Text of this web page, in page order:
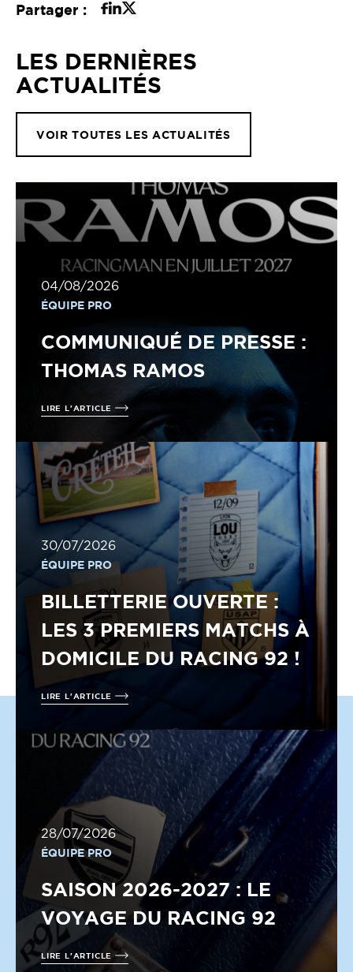
Partager :
LES DERNIÈRES
ACTUALITÉS
VOIR TOUTES LES ACTUALITÉS
04/08/2026
ÉQUIPE PRO
COMMUNIQUÉ DE PRESSE :
THOMAS RAMOS
LIRE L'ARTICLE
30/07/2026
ÉQUIPE PRO
BILLETTERIE OUVERTE :
LES 3 PREMIERS MATCHS À
DOMICILE DU RACING 92 !
LIRE L'ARTICLE
28/07/2026
ÉQUIPE PRO
SAISON 2026-2027 : LE
VOYAGE DU RACING 92
LIRE L'ARTICLE